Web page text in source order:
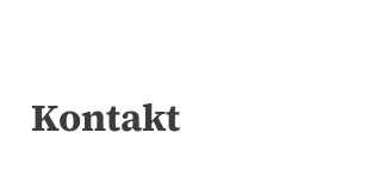
Kontakt